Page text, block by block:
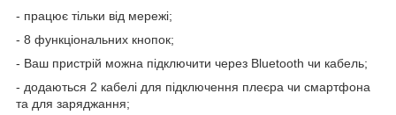
- працює тільки від мережі;
- 8 функціональних кнопок;
- Ваш пристрій можна підключити через Bluetooth чи кабель;
- додаються 2 кабелі для підключення плеєра чи смартфона
та для заряджання;